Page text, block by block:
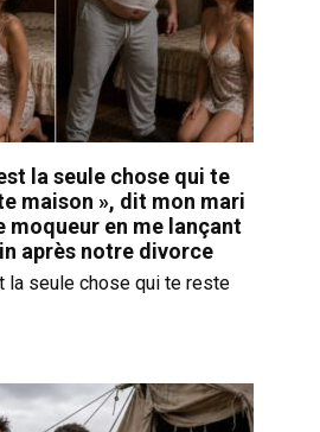
la seule chose qui te
maison », dit mon mari
moqueur en me lançant
après notre divorce
la seule chose qui te reste